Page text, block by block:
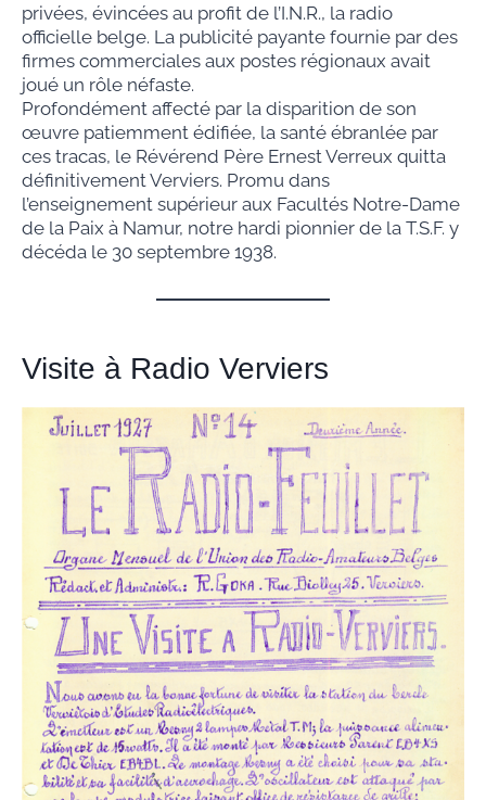
privées, évincées au profit de l’I.N.R., la radio
officielle belge. La publicité payante fournie par des
firmes commerciales aux postes régionaux avait
joué un rôle néfaste.
Profondément affecté par la disparition de son
œuvre patiemment édifiée, la santé ébranlée par
ces tracas, le Révérend Père Ernest Verreux quitta
définitivement Verviers. Promu dans
l’enseignement supérieur aux Facultés Notre-Dame
de la Paix à Namur, notre hardi pionnier de la T.S.F. y
décéda le 30 septembre 1938.
Visite à Radio Verviers